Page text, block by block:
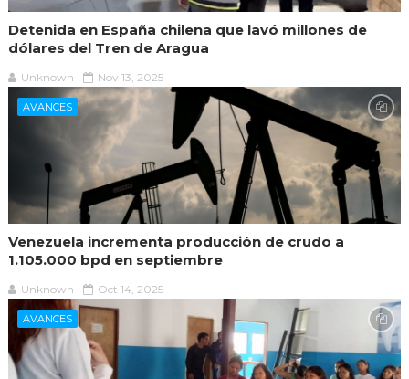
Detenida en España chilena que lavó millones de
dólares del Tren de Aragua
Unknown Nov 13, 2025
AVANCES
Venezuela incrementa producción de crudo a
1.105.000 bpd en septiembre
Unknown Oct 14, 2025
AVANCES